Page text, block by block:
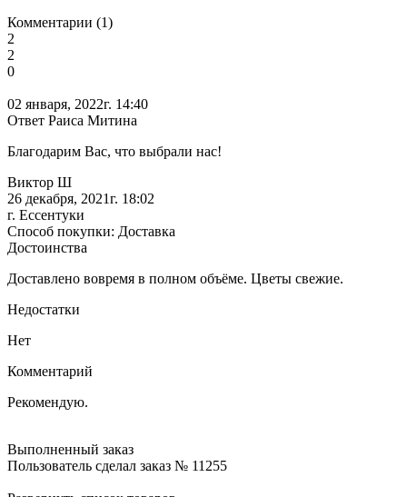
Комментарии (1)
2
2
0
02 января, 2022г. 14:40
Ответ Раиса Митина
Благодарим Вас, что выбрали нас!
Виктор Ш
26 декабря, 2021г. 18:02
г. Ессентуки
Способ покупки: Доставка
Достоинства
Доставлено вовремя в полном объёме. Цветы свежие.
Недостатки
Нет
Комментарий
Рекомендую.
Выполненный заказ
Пользователь сделал заказ № 11255